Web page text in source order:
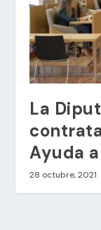
La
Ayuda
28 octubre, 2021